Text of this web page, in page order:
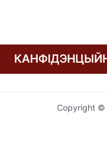
Copyright ©